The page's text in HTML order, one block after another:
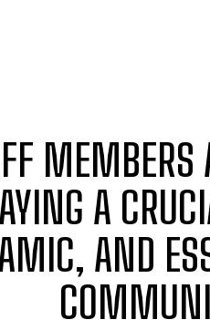
MEMBERS
A
AND